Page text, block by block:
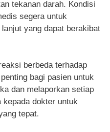
tekanan darah. Kondisi
segera untuk
yang dapat berakibat
berbeda terhadap
bagi pasien untuk
dan melaporkan setiap
kepada dokter untuk
tepat.